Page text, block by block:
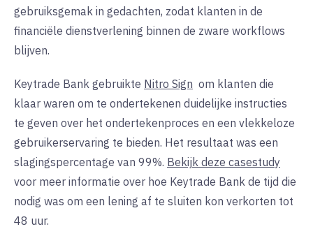
gebruiksgemak in gedachten, zodat klanten in de
financiële dienstverlening binnen de zware workflows
blijven.
Keytrade Bank gebruikte Nitro Sign om klanten die
klaar waren om te ondertekenen duidelijke instructies
te geven over het ondertekenproces en een vlekkeloze
gebruikerservaring te bieden. Het resultaat was een
slagingspercentage van 99%. Bekijk deze casestudy
voor meer informatie over hoe Keytrade Bank de tijd die
nodig was om een lening af te sluiten kon verkorten tot
48 uur.